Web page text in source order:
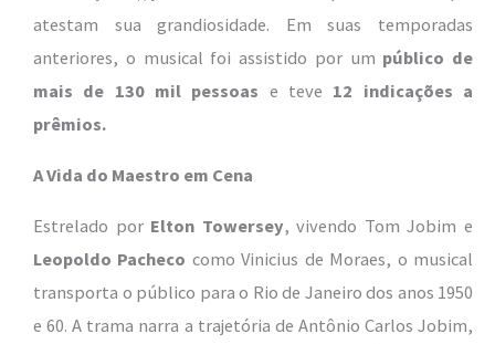
atestam sua grandiosidade. Em suas temporadas
anteriores, o musical foi assistido por um público de
mais de 130 mil pessoas e teve 12 indicações a
prêmios.
A Vida do Maestro em Cena
Estrelado por Elton Towersey, vivendo Tom Jobim e
Leopoldo Pacheco como Vinicius de Moraes, o musical
transporta o público para o Rio de Janeiro dos anos 1950
e 60. A trama narra a trajetória de Antônio Carlos Jobim,